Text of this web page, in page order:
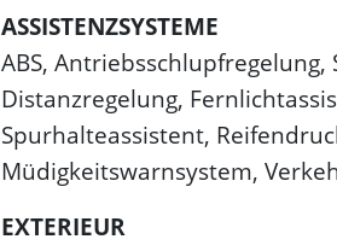
ASSISTENZSYSTEME
ABS,
Distanzregelung,
Spurhalteassistent,
Müdigkeitswarnsystem,
EXTERIEUR